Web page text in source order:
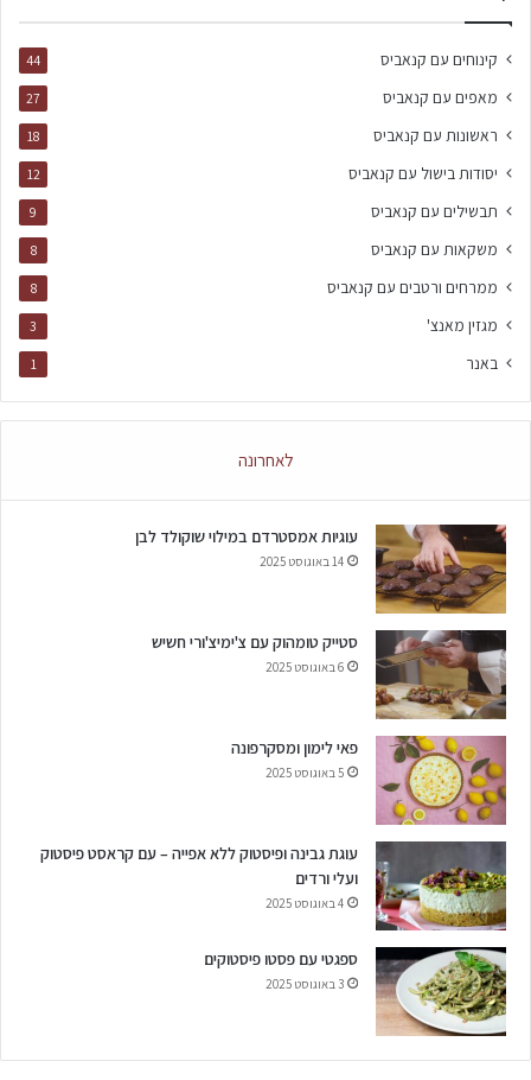
קינוחים עם קנאביס 44
מאפים עם קנאביס 27
ראשונות עם קנאביס 18
יסודות בישול עם קנאביס 12
תבשילים עם קנאביס 9
משקאות עם קנאביס 8
ממרחים ורטבים עם קנאביס 8
מגזין מאנצ' 3
באנר 1
לאחרונה
עוגיות אמסטרדם במילוי שוקולד לבן
14 באוגוסט 2025
סטייק טומהוק עם צ'ימיצ'ורי חשיש
6 באוגוסט 2025
פאי לימון ומסקרפונה
5 באוגוסט 2025
עוגת גבינה ופיסטוק ללא אפייה – עם קראסט פיסטוק
ועלי ורדים
4 באוגוסט 2025
ספגטי עם פסטו פיסטוקים
3 באוגוסט 2025